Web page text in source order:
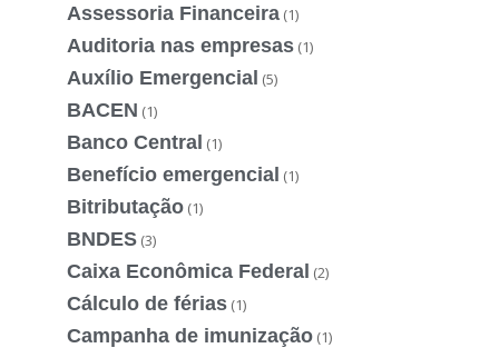
Assessoria Financeira (1)
Auditoria nas empresas (1)
Auxílio Emergencial (5)
BACEN (1)
Banco Central (1)
Benefício emergencial (1)
Bitributação (1)
BNDES (3)
Caixa Econômica Federal (2)
Cálculo de férias (1)
Campanha de imunização (1)